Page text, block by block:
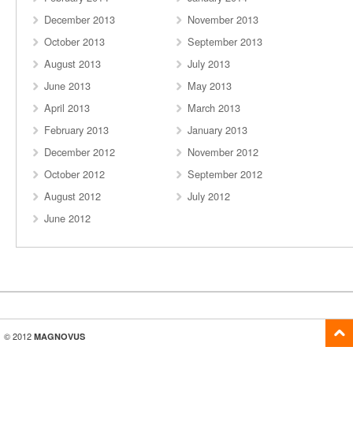
December 2013
November 2013
October 2013
September 2013
August 2013
July 2013
June 2013
May 2013
April 2013
March 2013
February 2013
January 2013
December 2012
November 2012
October 2012
September 2012
August 2012
July 2012
June 2012
© 2012 MAGNOVUS